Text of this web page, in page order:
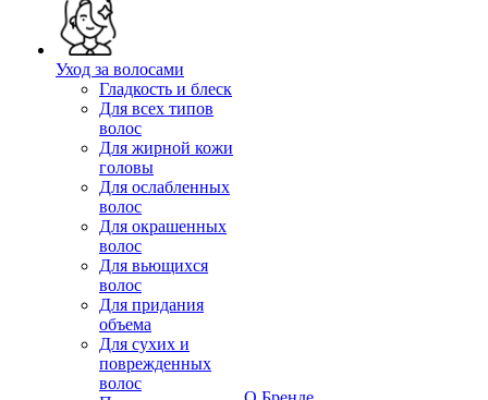
Уход за волосами
Гладкость и блеск
Для всех типов
волос
Для жирной кожи
головы
Для ослабленных
волос
Для окрашенных
волос
Для вьющихся
волос
Для придания
объема
Для сухих и
поврежденных
волос